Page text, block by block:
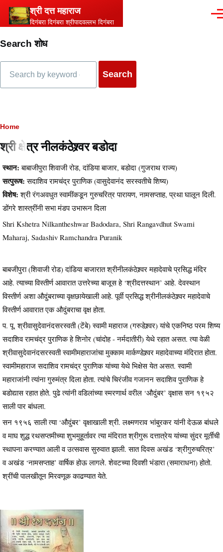
Skip to main content
श्री दत्त महाराज
दिगंबरा दिगंबरा श्रीपादवल्लभ दिगंबरा
Search शोध
Breadcrumb
Home
श्री क्षेत्र नीलकंठेश्र्वर बडोदा
स्थान: बाबाजीपुरा शिवाजी रोड, दांडिया बाजार, बडोदा (गुजराथ राज्य)
सत्पुरूष: सदाशिव रामचंद्र पुराणिक (वासुदेवानंद सरस्वतीचे शिष्य)
विशेष: श्री रंगअवधुत स्वामींकडून गुरुचरित्र पारायण, नामसप्ताह, प्रथा घालून दिली.
डोंगरे शास्त्रींनी सभा मंडप उभारून दिला
Shri Kshetra Nilkantheshwar Badodara, Shri Rangavdhut Swami
Maharaj, Sadashiv Ramchandra Puranik
बाबजीपुरा (शिवाजी रोड) दांडिया बाजारात श्रीनीलकंठेश्र्वर महादेवाचे प्रसिद्ध मंदिर
आहे. त्याच्या विस्तीर्ण आवारात उत्तरेच्या बाजूस हे ‘श्रीदत्तस्थान’ आहे. देवस्थान
विस्तीर्ण अशा औदुंबराच्या वृक्षछायेखाली आहे. पूर्वी प्रसिद्ध श्रीनीलकंठेश्र्वर महादेवाचे
विस्तीर्ण आवारात एक औदुंबराचा वृक्ष होता.
प. पू. श्रीवासुदेवानंदसरस्वती (टेंबे) स्वामी महाराज (गरुडेश्र्वर) यांचे एकनिष्ठ परम शिष्य
सदाशिव रामचंद्र पुराणिक हे शिनोर (चांदोह - नर्मदातीरी) येथे रहात असत. त्या वेळी
श्रीवासुदेवानंदसरस्वती स्वामीमहाराजांचा मुक्काम मार्कण्डेश्र्वर महादेवाच्या मंदिरात होता.
स्वामीमहाराज सदाशिव रामचंद्र पुराणिक यांच्या येथे भिक्षेस येत असत. स्वामी
महाराजांनी त्यांना गुरुमंत्र दिला होता. त्यांचे चिरंजीव गजानन सदाशिव पुराणिक हे
बडोद्यास रहात होते. पुढे त्यांनी वडिलांच्या स्मरणार्थ वरील ‘औदुंबर’ वृक्षास सन १९५२
साली पार बांधला.
सन १९५६ साली त्या ‘औदुंबर’ वृक्षाखाली श्री. लक्ष्मणराव भांबुरकर यांनी देऊळ बांधले
व माघ शुद्ध रथसप्तमीच्या शुभमुहूर्तावर त्या मंदिरात श्रीगुरू दत्तात्रेय यांच्या सुंदर मूर्तीची
स्थापना करण्यात आली व उत्सवास सुरुवात झाली. सात दिवस अखंड ‘श्रीगुरुचरित्र’
व अखंड ‘नामसप्ताह’ वार्षिक होऊ लागले. शेवटच्या दिवशी भंडारा (समाराधना) होतो.
श्रींची पालखीतून मिरवणूक काढण्यात येते.